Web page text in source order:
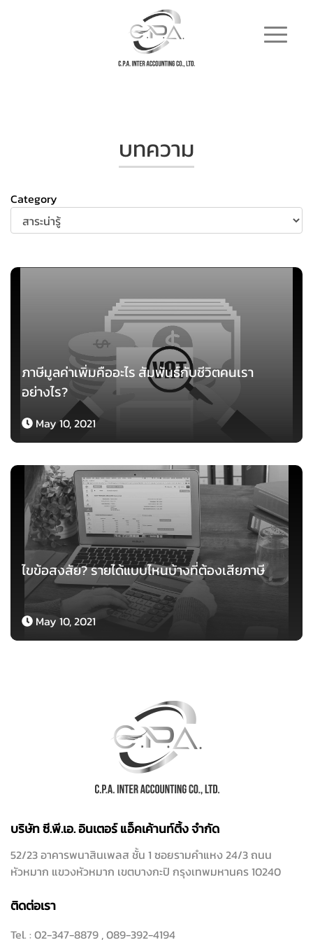
บทความ
Category
ภาษีมูลค่าเพิ่มคืออะไร สัมพันธ์กับชีวิตคนเรา
อย่างไร?
May 10, 2021
ไขข้อสงสัย? รายได้แบบไหนบ้างที่ต้องเสียภาษี
May 10, 2021
บริษัท ซี.พี.เอ. อินเตอร์ แอ็คเค้านท์ติ้ง จำกัด
52/23 อาคารพนาสินเพลส ชั้น 1 ซอยรามคำแหง 24/3 ถนน
หัวหมาก แขวงหัวหมาก เขตบางกะปิ กรุงเทพมหานคร 10240
ติดต่อเรา
Tel. : 02-347-8879 ,089-392-4194